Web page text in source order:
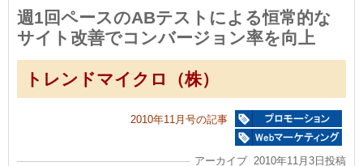
週1回ペースのABテストによる恒常的な
サイト改善でコンバージョン率を向上
トレンドマイクロ（株）
2010年11月号の記事
アーカイブ 2010年11月3日投稿